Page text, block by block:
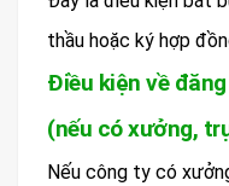
thầu hoặc ký hợp
Điều kiện về
(nếu có xưởng,
Nếu công ty có